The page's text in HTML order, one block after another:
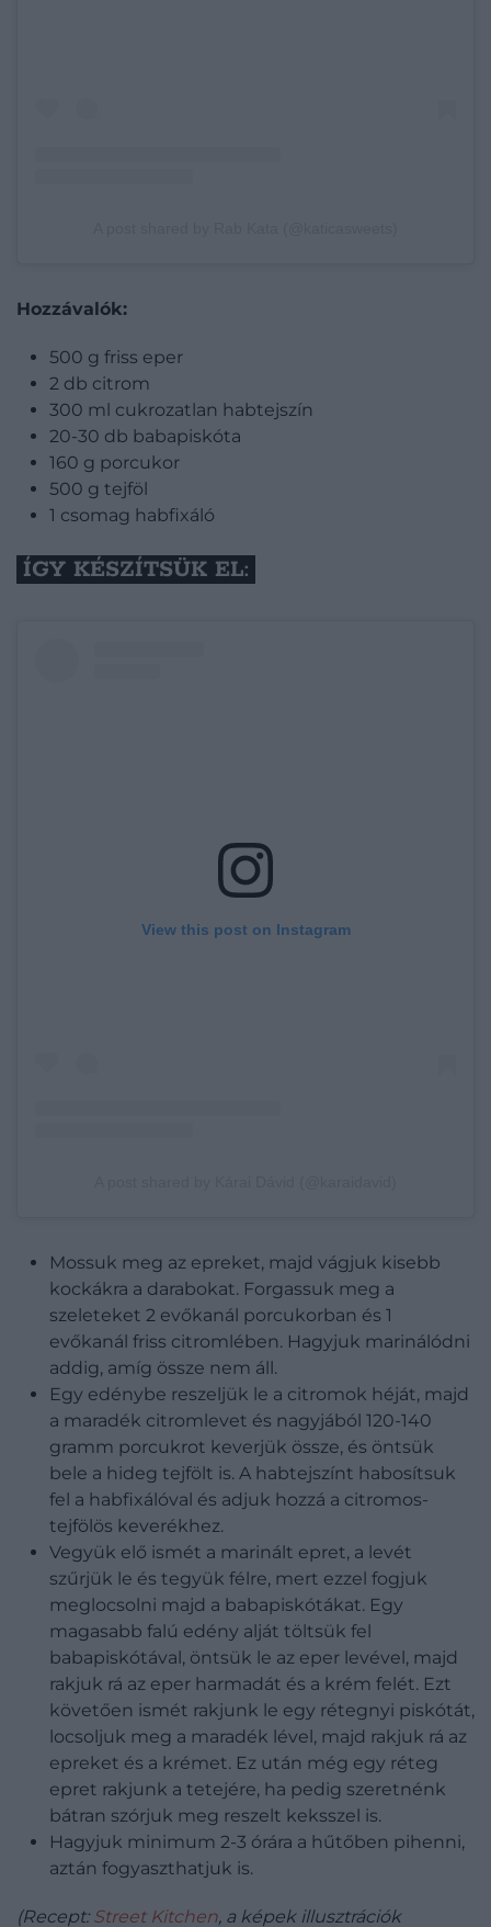
Hozzávalók:
500 g friss eper
2 db citrom
300 ml cukrozatlan habtejszín
20-30 db babapiskóta
160 g porcukor
500 g tejföl
1 csomag habfixáló
ÍGY KÉSZÍTSÜK EL:
View this post on Instagram
Mossuk meg az epreket, majd vágjuk kisebb
kockákra a darabokat. Forgassuk meg a
szeleteket 2 evőkanál porcukorban és 1
evőkanál friss citromlében. Hagyjuk marinálódni
addig, amíg össze nem áll.
Egy edénybe reszeljük le a citromok héját, majd
a maradék citromlevet és nagyjából 120-140
gramm porcukrot keverjük össze, és öntsük
bele a hideg tejfölt is. A habtejszínt habosítsuk
fel a habfixálóval és adjuk hozzá a citromos-
tejfölös keverékhez.
Vegyük elő ismét a marinált epret, a levét
szűrjük le és tegyük félre, mert ezzel fogjuk
meglocsolni majd a babapiskótákat. Egy
magasabb falú edény alját töltsük fel
babapiskótával, öntsük le az eper levével, majd
rakjuk rá az eper harmadát és a krém felét. Ezt
követően ismét rakjunk le egy rétegnyi piskótát,
locsoljuk meg a maradék lével, majd rakjuk rá az
epreket és a krémet. Ez után még egy réteg
epret rakjunk a tetejére, ha pedig szeretnénk
bátran szórjuk meg reszelt keksszel is.
Hagyjuk minimum 2-3 órára a hűtőben pihenni,
aztán fogyaszthatjuk is.
(Recept: Street Kitchen, a képek illusztrációk